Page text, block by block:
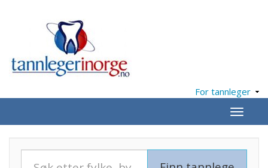
For tannleger
Meny